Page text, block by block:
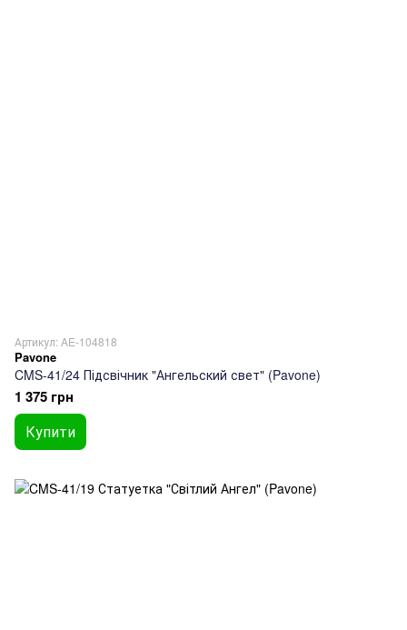
Артикул: AE-104818
Pavone
CMS-41/24 Підсвічник "Ангельский свет" (Pavone)
1 375 грн
Купити